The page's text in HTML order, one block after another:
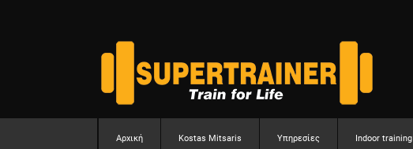
Αρχική Kostas Mitsaris Υπηρεσίες Indoor training